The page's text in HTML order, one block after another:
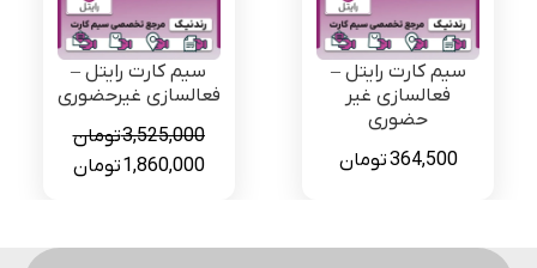
سیم کارت رایتل –
فعالسازی غیر
حضوری
364,500تومان
سیم کارت رایتل –
فعالسازی غیرحضوری
3,525,000تومان
قیمت
بود.
1,860,000تومانقیمت
است.